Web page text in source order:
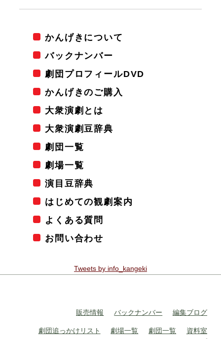
かんげきについて
バックナンバー
劇団プロフィールDVD
かんげきのご購入
大衆演劇とは
大衆演劇豆辞典
劇団一覧
劇場一覧
演目豆辞典
はじめての観劇案内
よくある質問
お問い合わせ
Tweets by info_kangeki
販売情報 バックナンバー 編集ブログ
劇団追っかけリスト 劇場一覧 劇団一覧
資料室